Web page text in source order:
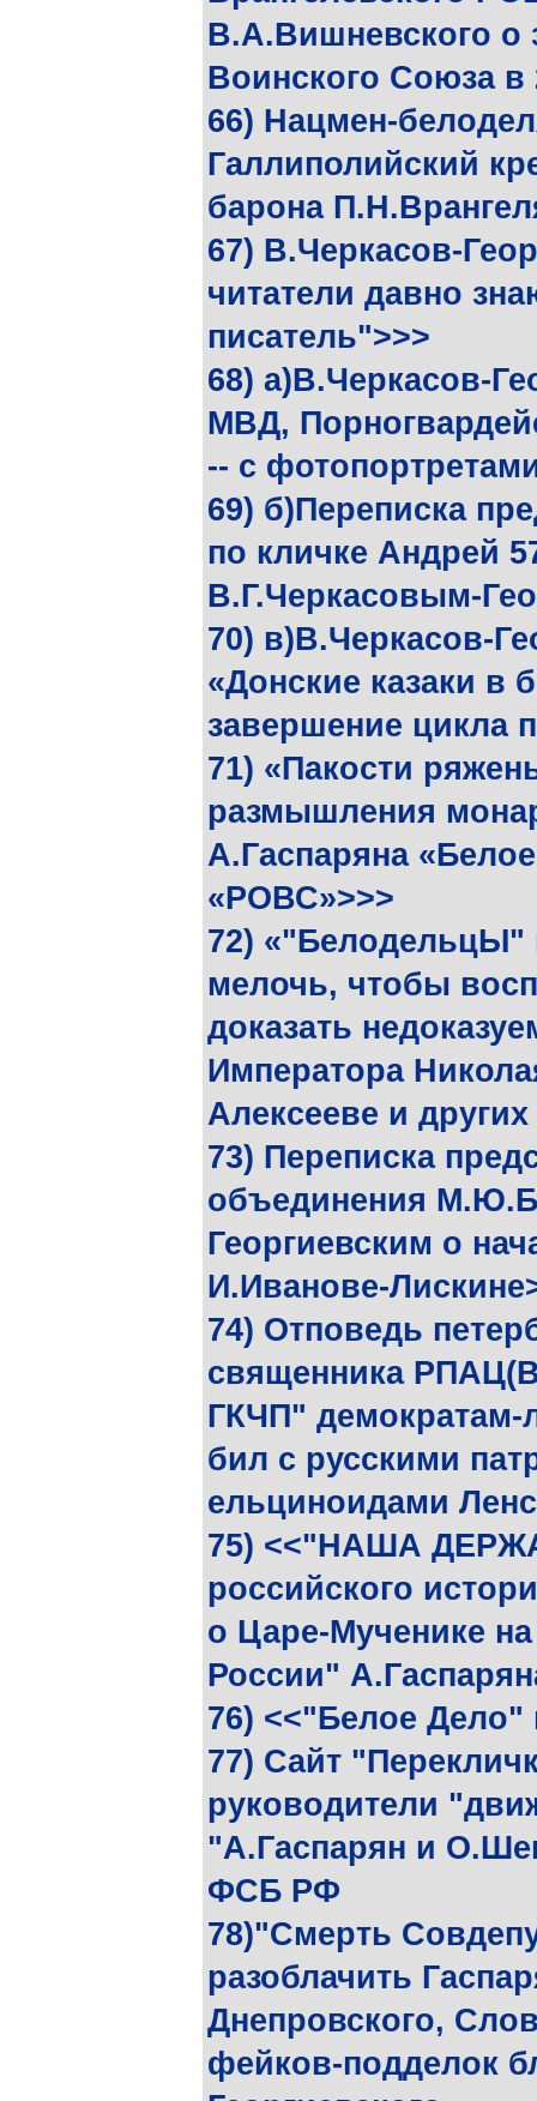
В.А.Вишневского о
Воинского Союза в
66) Нацмен-
Галлиполийский
барона
67) В.Черкасов-
читатели давно
писатель">>>
68) а)В.Черкасов-
МВД,
-- с
69) б)Переписка
по кличке Андрей
В.Г.Черкасовым-
70) в)В.Черкасов-
«Донские казаки в
завершение цикла
71) «Пакости
размышления
А.Гаспаряна
«РОВС»>>>
72) «"БелодельцЫ"
мелочь, чтобы
доказать
Императора
Алексееве и
73) Переписка
объединения
Георгиевским о
И.Иванове-
74) Отповедь
священника
ГКЧП" демократам-
бил с русскими
ельциноидами
75) <<"НАША
российского
о Царе-Мученике
России"
76) <<"Белое Дело"
77) Сайт
руководители
"А.Гаспарян и
ФСБ РФ
78)"Смерть
разоблачить
Днепровского,
фейков-подделок